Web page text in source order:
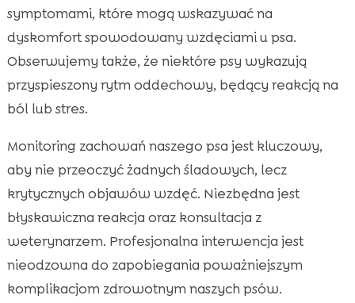
symptomami, które mogą wskazywać na
dyskomfort spowodowany wzdęciami u psa.
Obserwujemy także, że niektóre psy wykazują
przyspieszony rytm oddechowy, będący reakcją na
ból lub stres.
Monitoring zachowań naszego psa jest kluczowy,
aby nie przeoczyć żadnych śladowych, lecz
krytycznych objawów wzdęć. Niezbędna jest
błyskawiczna reakcja oraz konsultacja z
weterynarzem. Profesjonalna interwencja jest
nieodzowna do zapobiegania poważniejszym
komplikacjom zdrowotnym naszych psów.